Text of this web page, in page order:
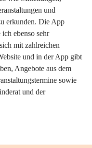
und
erkunden. Die App
ebenso sehr
mit zahlreichen
und in der App gibt
Angebote aus dem
sowie
und der